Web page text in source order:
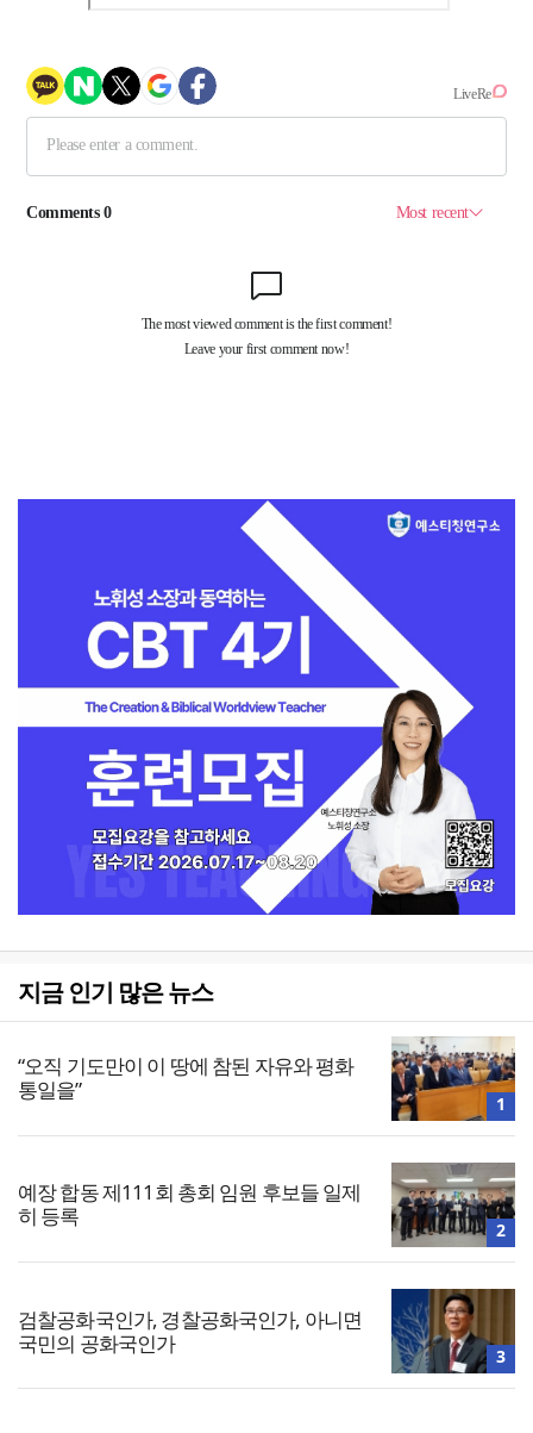
지금 인기 많은 뉴스
“오직 기도만이 이 땅에 참된 자유와 평화
통일을”
1
예장 합동 제111회 총회 임원 후보들 일제
히 등록
2
검찰공화국인가, 경찰공화국인가, 아니면
국민의 공화국인가
3